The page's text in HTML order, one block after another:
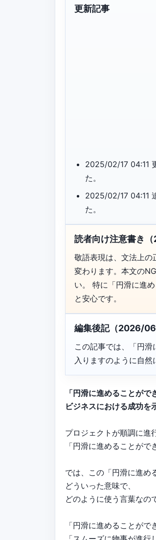
更新記事
2025/02/17 04:11
た。
2025/02/17 04:11
た。
読者向け注意書き
敬語表現は、文法上の
変わります。本文の
い。 特に「円滑に進
と安心です。
編集後記（2026/
この記事では、「円
入りますのように自然
「円滑に進めることがで
ビジネスにおける成功を
プロジェクトが順調に進
「円滑に進めることがで
では、この「円滑に進め
どういった意味で、
どのように使う言葉なの
「円滑に進めることがで